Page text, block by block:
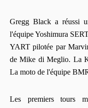
Gregg Black a réussi
l'équipe Yoshimura
YART pilotée par
de Mike di Meglio. La
La moto de l'équipe
Les premiers tours